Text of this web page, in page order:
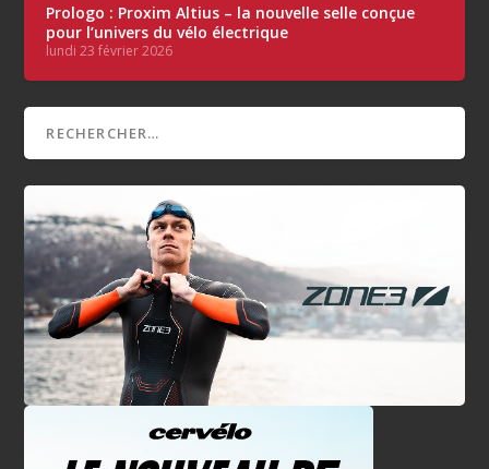
Prologo : Proxim Altius – la nouvelle selle conçue
pour l’univers du vélo électrique
lundi 23 février 2026